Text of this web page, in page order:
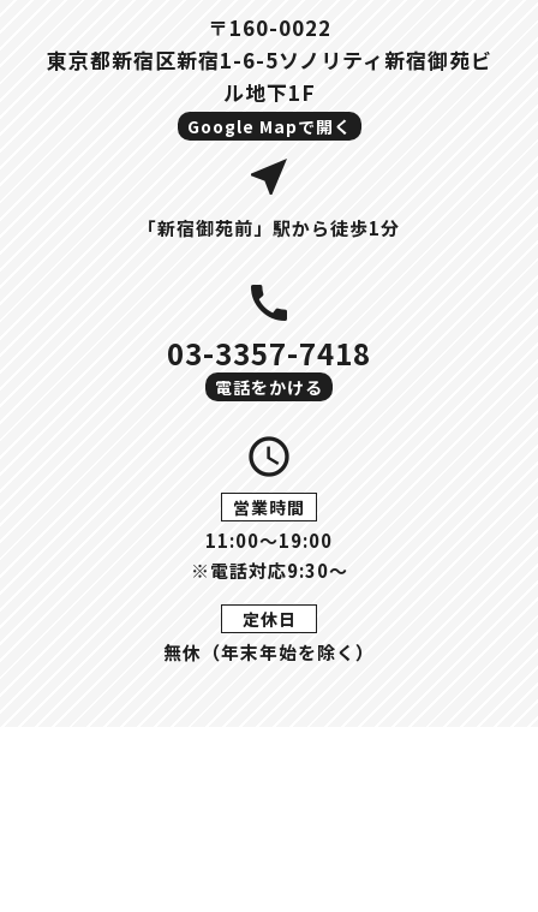
〒160-0022
東京都新宿区新宿1-6-5ソノリティ新宿御苑ビ
ル地下1F
Google Mapで開く
near_me
「新宿御苑前」駅から徒歩1分
call
03-3357-7418
電話をかける
query_builder
営業時間
11:00〜19:00
※電話対応9:30～
定休日
無休（年末年始を除く）